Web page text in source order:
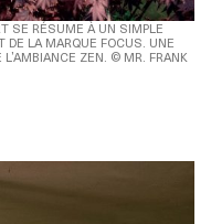
SE RÉSUME À UN SIMPLE
DE LA MARQUE FOCUS. UNE
ZEN. © MR. FRANK